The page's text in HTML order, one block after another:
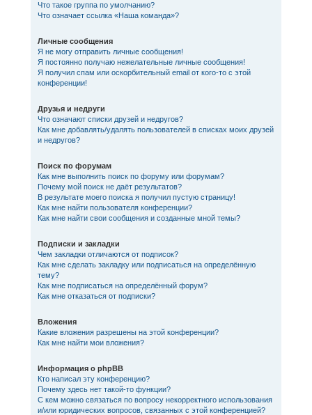
Что такое группа по умолчанию?
Что означает ссылка «Наша команда»?
Личные сообщения
Я не могу отправить личные сообщения!
Я постоянно получаю нежелательные личные сообщения!
Я получил спам или оскорбительный email от кого-то с этой
конференции!
Друзья и недруги
Что означают списки друзей и недругов?
Как мне добавлять/удалять пользователей в списках моих друзей
и недругов?
Поиск по форумам
Как мне выполнить поиск по форуму или форумам?
Почему мой поиск не даёт результатов?
В результате моего поиска я получил пустую страницу!
Как мне найти пользователя конференции?
Как мне найти свои сообщения и созданные мной темы?
Подписки и закладки
Чем закладки отличаются от подписок?
Как мне сделать закладку или подписаться на определённую
тему?
Как мне подписаться на определённый форум?
Как мне отказаться от подписки?
Вложения
Какие вложения разрешены на этой конференции?
Как мне найти мои вложения?
Информация о phpBB
Кто написал эту конференцию?
Почему здесь нет такой-то функции?
С кем можно связаться по вопросу некорректного использования
и/или юридических вопросов, связанных с этой конференцией?